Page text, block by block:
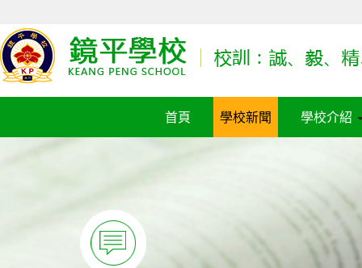
首頁 學校新聞 學校介紹